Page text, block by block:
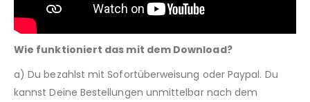
Wie funktioniert das mit dem Download?
a) Du bezahlst mit Sofortüberweisung oder Paypal. Du
kannst Deine Bestellungen unmittelbar nach dem